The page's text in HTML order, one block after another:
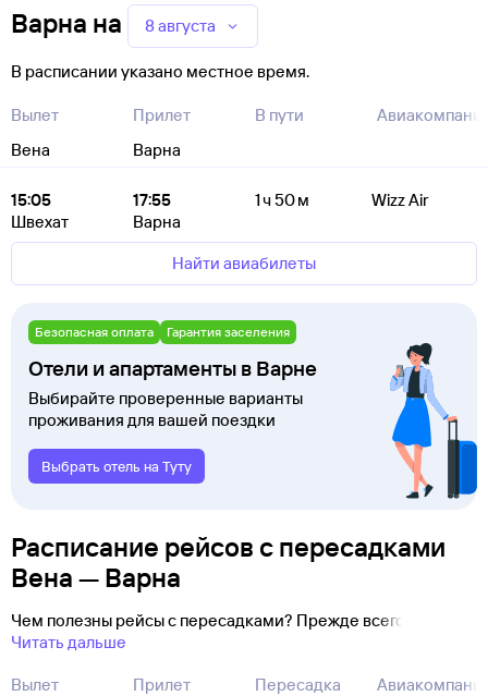
Варна на 8 августа
В расписании указано местное время.
Вылет
Вена
Прилет
Варна
В пути
15:05
Швехат
17:55
Варна
1 ч 50 м Wizz Air
Найти авиабилеты
Безопасная оплата Гарантия заселения
Отели и апартаменты в Варне
Выбирайте проверенные варианты
проживания для вашей поездки
Выбрать отель на Туту
Расписание рейсов с пересадками
Вена — Варна
Чем полезны рейсы с пересадками? Прежде всего
Читать дальше
Вылет
Прилет
Пересадка